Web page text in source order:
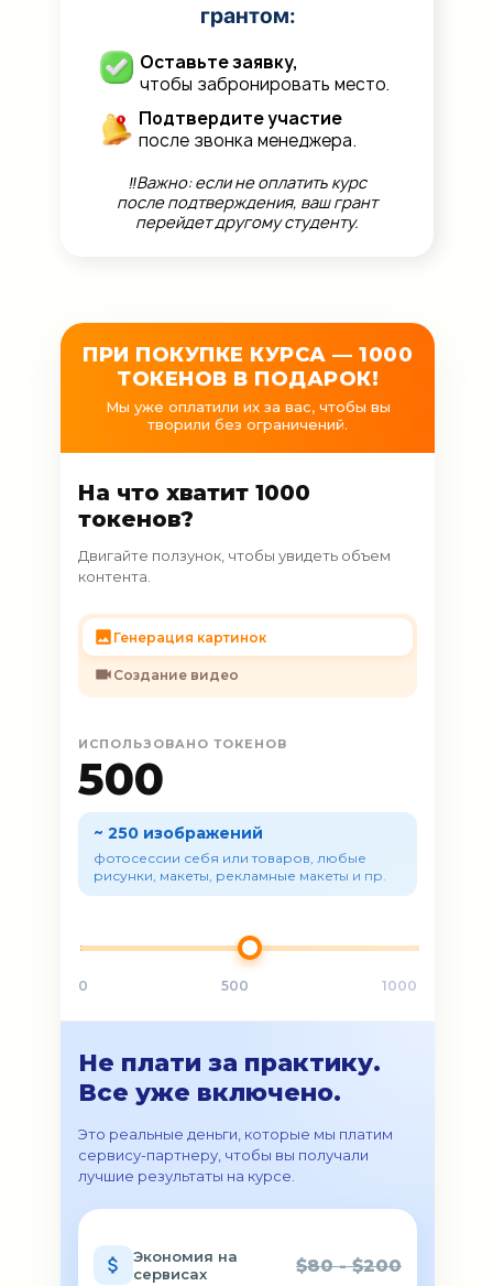
грантом:
‼️Важно: если не оплатить курс
после подтверждения, ваш грант
перейдет другому студенту.
Подтвердите участие
после звонка менеджера.
Оставьте заявку,
чтобы забронировать место.
ПРИ ПОКУПКЕ КУРСА — 1000
ТОКЕНОВ В ПОДАРОК!
Мы уже оплатили их за вас, чтобы вы
творили без ограничений.
На что хватит 1000
токенов?
Двигайте ползунок, чтобы увидеть объем
контента.
Генерация картинок
Создание видео
ИСПОЛЬЗОВАНО ТОКЕНОВ
500
~ 250 изображений
фотосессии себя или товаров, любые
рисунки, макеты, рекламные макеты и пр.
0 500 1000
Не плати за практику.
Все уже включено.
Это реальные деньги, которые мы платим
сервису-партнеру, чтобы вы получали
лучшие результаты на курсе.
Экономия на
сервисах
$80 - $200